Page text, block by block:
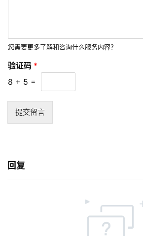
数
字
营
A
P
您需要更多了解和咨询什么服务内容？
验证码 *
8 + 5 =
提交留言
回复